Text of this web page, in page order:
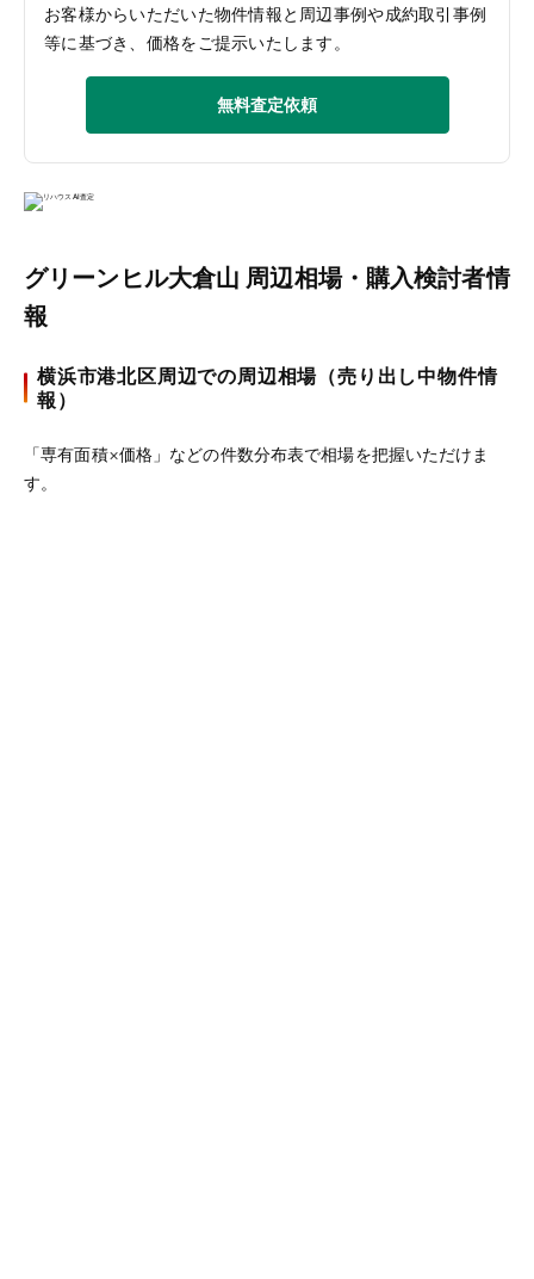
お客様からいただいた物件情報と周辺事例や成約取引事例
等に基づき、価格をご提示いたします。
無料査定依頼
グリーンヒル大倉山 周辺相場・購入検討者情
報
横浜市港北区周辺での周辺相場（売り出し中物件情
報）
「専有面積×価格」などの件数分布表で相場を把握いただけま
す。